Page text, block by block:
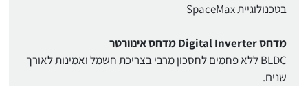
בטכנולוגיית SpaceMax
מדחס Digital Inverter מדחס אינוורטר
BLDC ללא פחמים לחסכון מרבי בצריכת חשמל ואמינות לאורך
שנים.